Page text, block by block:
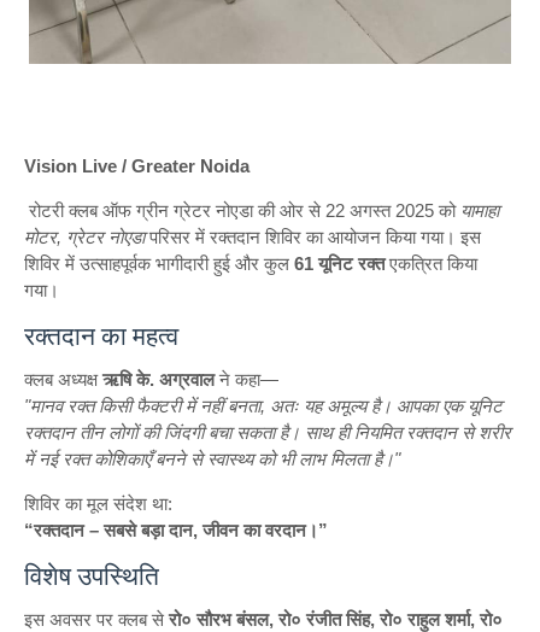
Vision Live / Greater Noida
रोटरी क्लब ऑफ ग्रीन ग्रेटर नोएडा की ओर से 22 अगस्त 2025 को यामाहा
मोटर, ग्रेटर नोएडापरिसर में रक्तदान शिविर का आयोजन किया गया। इस
शिविर में उत्साहपूर्वक भागीदारी हुई और कुल 61 यूनिट रक्तएकत्रित किया
गया।
रक्तदान का महत्व
क्लब अध्यक्षऋषि के. अग्रवालने कहा—
"मानव रक्त किसी फैक्टरी में नहीं बनता, अतः यह अमूल्य है। आपका एक यूनिट
रक्तदान तीन लोगों की जिंदगी बचा सकता है। साथ ही नियमित रक्तदान से शरीर
में नई रक्त कोशिकाएँ बनने से स्वास्थ्य को भी लाभ मिलता है।"
शिविर का मूल संदेश था:
“रक्तदान – सबसे बड़ा दान, जीवन का वरदान।”
विशेष उपस्थिति
इस अवसर पर क्लब से रो० सौरभ बंसल, रो० रंजीत सिंह, रो० राहुल शर्मा, रो०